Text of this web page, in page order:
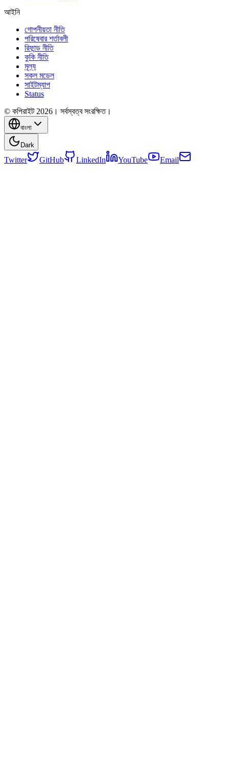
আইনি
গোপনীয়তা নীতি
পরিষেবার শর্তাবলী
রিফান্ড নীতি
কুকি নীতি
মূল্য
সকল মডেল
সাইটম্যাপ
Status
© কপিরাইট 2026। সর্বস্বত্ব সংরক্ষিত।
বাংলা
Dark
Twitter GitHub LinkedIn YouTube Email